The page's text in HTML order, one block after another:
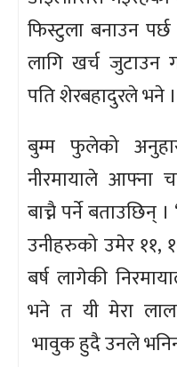
फिस्टुला बनाउन
लागि खर्च जुटाउन
पति शेरबहादुरले भने ।
बुम्म फुलेको
नीरमायाले आफ्ना
बाच्नै पर्ने बताउछिन्
उनीहरुको उमेर ११,
बर्ष लागेकी
भने त यी मेरा
भावुक हुदै उनले